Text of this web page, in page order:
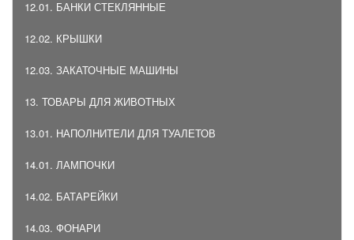
12.01. БАНКИ СТЕКЛЯННЫЕ
12.02. КРЫШКИ
12.03. ЗАКАТОЧНЫЕ МАШИНЫ
13. ТОВАРЫ ДЛЯ ЖИВОТНЫХ
13.01. НАПОЛНИТЕЛИ ДЛЯ ТУАЛЕТОВ
14.01. ЛАМПОЧКИ
14.02. БАТАРЕЙКИ
14.03. ФОНАРИ